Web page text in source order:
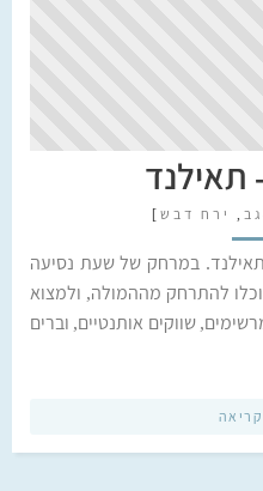
תאילנד
, ירח דבש ]
במרחק של שעת נסיעה
להתרחק מההמולה, ולמצוא
שווקים אותנטיים, וברים